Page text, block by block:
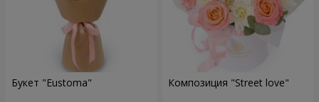
Букет "Eustoma" Композиция "Street love"